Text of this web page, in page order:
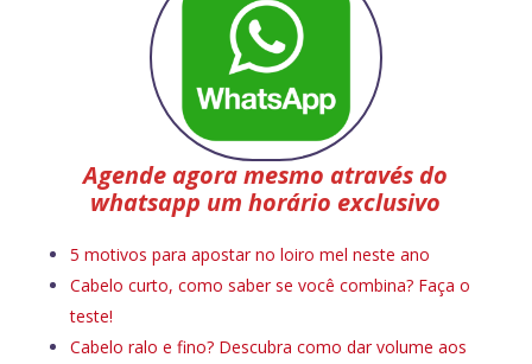
Agende agora mesmo através do
whatsapp um horário exclusivo
5 motivos para apostar no loiro mel neste ano
Cabelo curto, como saber se você combina? Faça o
teste!
Cabelo ralo e fino? Descubra como dar volume aos